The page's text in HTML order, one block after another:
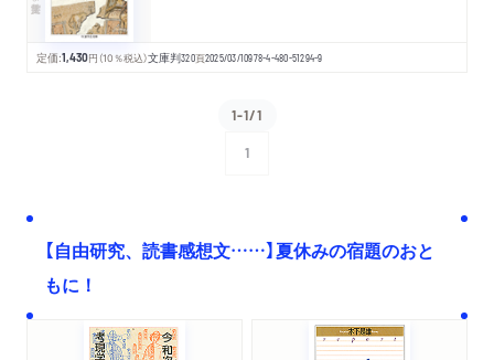
定価:1,430円 （10％税込）文庫判320頁2025/03/10978-4-480-51294-9
1-1/1
1
【自由研究、読書感想文……】夏休みの宿題のおと
もに！